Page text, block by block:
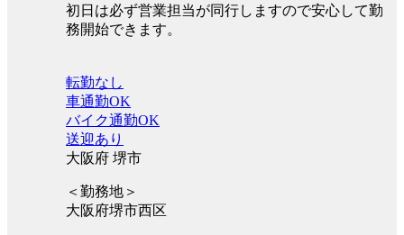
初日は必ず営業担当が同行しますので安心して勤
務開始できます。
転勤なし
車通勤OK
バイク通勤OK
送迎あり
大阪府 堺市
＜勤務地＞
大阪府堺市西区